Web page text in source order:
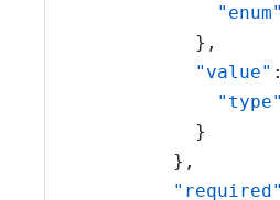
"enum"
} ,
"value" :
"type"
}
} ,
"required"